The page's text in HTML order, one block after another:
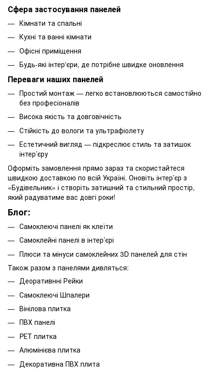
Сфера застосування панелей
Кімнати та спальні
Кухні та ванні кімнати
Офісні приміщення
Будь-які інтер'єри, де потрібне швидке оновлення
Переваги наших панелей
Простий монтаж — легко встановлюються самостійно
без професіоналів
Висока якість та довговічність
Стійкість до вологи та ультрафіолету
Естетичний вигляд — підкреслює стиль та затишок
інтер’єру
Оформіть замовлення прямо зараз та скористайтеся
швидкою доставкою по всій Україні. Оновіть інтер’єр з
«Будівельник» і створіть затишний та стильний простір,
який радуватиме вас довгі роки!
Блог:
Самоклеючі панелі як клеїти
Самоклейні панелі в інтер’єрі
Плюси та мінуси самоклейних 3D панелей для стін
Також разом з панелями дивляться:
Деоративнні Рейки
Самоклеючі Шпалери
Вінілова плитка
ПВХ панелі
PЕT плитка
Алюмінієва плитка
Декоративна ПВХ плита